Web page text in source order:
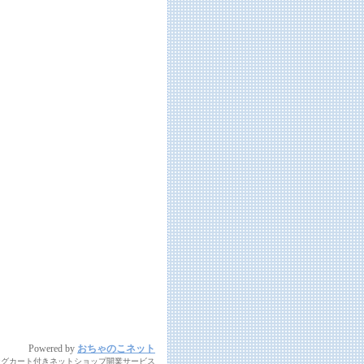
Powered by おちゃのこネット
カート付きネットショップ開業サービス